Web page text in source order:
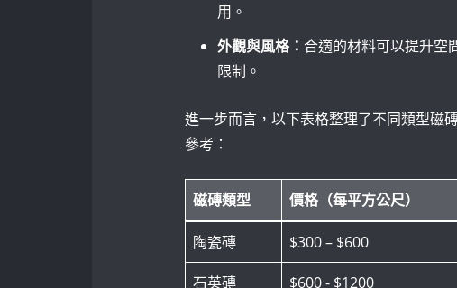
用。
外觀與風格： 合適的材料可以提升空
限制。
進一步而言，以下表格整理了不同類型磁
參考：
磁磚類型 價格（每平方公尺）
陶瓷磚 $300 – $600
石英磚 $600 -⁤ $1200